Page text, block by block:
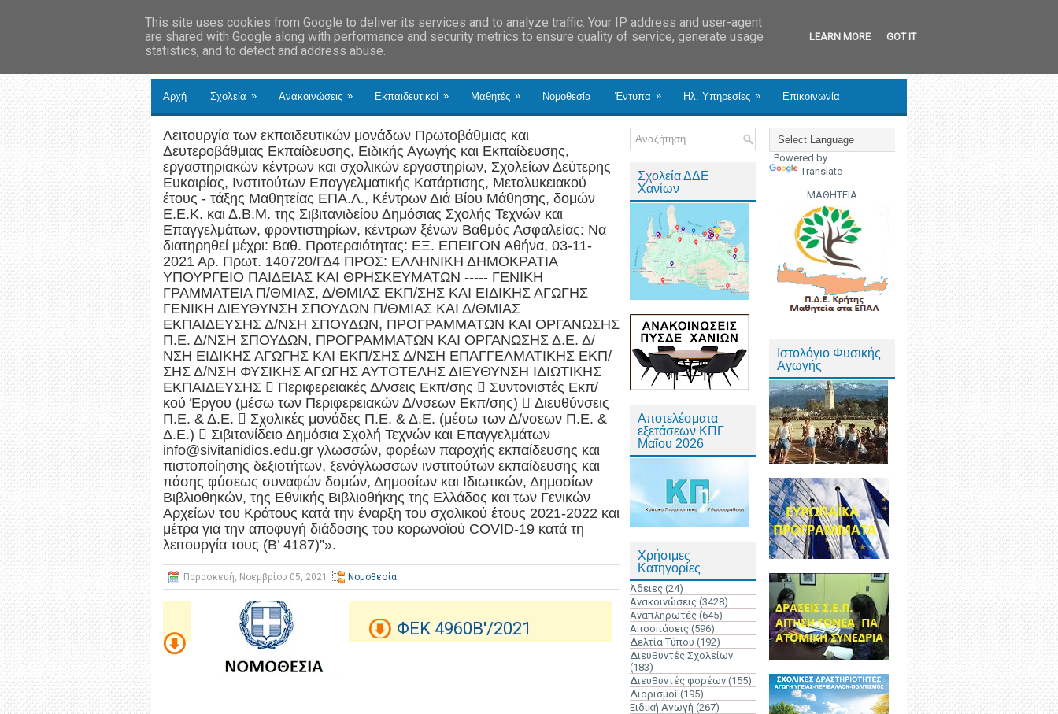
Αρχή Σχολεία » Ανακοινώσεις » Εκπαιδευτικοί » Μαθητές » Νομοθεσία Έντυπα » Ηλ. Υπηρεσίες » Επικοινωνία
Λειτουργία των εκπαιδευτικών μονάδων Πρωτοβάθμιας και
Δευτεροβάθμιας Εκπαίδευσης, Ειδικής Αγωγής και Εκπαίδευσης,
εργαστηριακών κέντρων και σχολικών εργαστηρίων, Σχολείων Δεύτερης
Ευκαιρίας, Ινστιτούτων Επαγγελματικής Κατάρτισης, Μεταλυκειακού
έτους - τάξης Μαθητείας ΕΠΑ.Λ., Κέντρων Διά Βίου Μάθησης, δομών
Ε.Ε.Κ. και Δ.Β.Μ. της Σιβιτανιδείου Δημόσιας Σχολής Τεχνών και
Επαγγελμάτων, φροντιστηρίων, κέντρων ξένων Βαθμός Ασφαλείας: Να
διατηρηθεί μέχρι: Βαθ. Προτεραιότητας: ΕΞ. ΕΠΕΙΓΟΝ Αθήνα, 03-11-
2021 Αρ. Πρωτ. 140720/ΓΔ4 ΠΡΟΣ: ΕΛΛΗΝΙΚΗ ΔΗΜΟΚΡΑΤΙΑ
ΥΠΟΥΡΓΕΙΟ ΠΑΙΔΕΙΑΣ ΚΑΙ ΘΡΗΣΚΕΥΜΑΤΩΝ ----- ΓΕΝΙΚΗ
ΓΡΑΜΜΑΤΕΙΑ Π/ΘΜΙΑΣ, Δ/ΘΜΙΑΣ ΕΚΠ/ΣΗΣ ΚΑΙ ΕΙΔΙΚΗΣ ΑΓΩΓΗΣ
ΓΕΝΙΚΗ ΔΙΕΥΘΥΝΣΗ ΣΠΟΥΔΩΝ Π/ΘΜΙΑΣ ΚΑΙ Δ/ΘΜΙΑΣ
ΕΚΠΑΙΔΕΥΣΗΣ Δ/ΝΣΗ ΣΠΟΥΔΩΝ, ΠΡΟΓΡΑΜΜΑΤΩΝ ΚΑΙ ΟΡΓΑΝΩΣΗΣ
Π.Ε. Δ/ΝΣΗ ΣΠΟΥΔΩΝ, ΠΡΟΓΡΑΜΜΑΤΩΝ ΚΑΙ ΟΡΓΑΝΩΣΗΣ Δ.Ε. Δ/
ΝΣΗ ΕΙΔΙΚΗΣ ΑΓΩΓΗΣ ΚΑΙ ΕΚΠ/ΣΗΣ Δ/ΝΣΗ ΕΠΑΓΓΕΛΜΑΤΙΚΗΣ ΕΚΠ/
ΣΗΣ Δ/ΝΣΗ ΦΥΣΙΚΗΣ ΑΓΩΓΗΣ ΑΥΤΟΤΕΛΗΣ ΔΙΕΥΘΥΝΣΗ ΙΔΙΩΤΙΚΗΣ
ΕΚΠΑΙΔΕΥΣΗΣ  Περιφερειακές Δ/νσεις Εκπ/σης  Συντονιστές Εκπ/
κού Έργου (μέσω των Περιφερειακών Δ/νσεων Εκπ/σης)  Διευθύνσεις
Π.Ε. & Δ.Ε.  Σχολικές μονάδες Π.Ε. & Δ.Ε. (μέσω των Δ/νσεων Π.Ε. &
Δ.Ε.)  Σιβιτανίδειο Δημόσια Σχολή Τεχνών και Επαγγελμάτων
info@sivitanidios.edu.gr γλωσσών, φορέων παροχής εκπαίδευσης και
πιστοποίησης δεξιοτήτων, ξενόγλωσσων ινστιτούτων εκπαίδευσης και
πάσης φύσεως συναφών δομών, Δημοσίων και Ιδιωτικών, Δημοσίων
Βιβλιοθηκών, της Εθνικής Βιβλιοθήκης της Ελλάδος και των Γενικών
Αρχείων του Κράτους κατά την έναρξη του σχολικού έτους 2021-2022 και
μέτρα για την αποφυγή διάδοσης του κορωνοϊού COVID-19 κατά τη
λειτουργία τους (Β’ 4187)”».
Παρασκευή, Νοεμβρίου 05, 2021 Νομοθεσία
ΦΕΚ 4960Β'/2021
Σχολεία ΔΔΕ
Χανίων
Αποτελέσματα
εξετάσεων ΚΠΓ
Μαΐου 2026
Χρήσιμες
Κατηγορίες
Άδειες (24)
Ανακοινώσεις (3428)
Αναπληρωτές (645)
Αποσπάσεις (596)
Δελτία Τύπου (192)
Διευθυντές Σχολείων
(183)
Διευθυντές φορέων (155)
Διορισμοί (195)
Ειδική Αγωγή (267)
Powered by
Translate
ΜΑΘΗΤΕΙΑ
Ιστολόγιο Φυσικής
Αγωγής
This site uses cookies from Google to deliver its services and to analyze traffic. Your IP address and user-agent
are shared with Google along with performance and security metrics to ensure quality of service, generate usage
statistics, and to detect and address abuse.
LEARN MORE GOT IT